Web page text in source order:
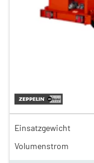
245,00 €
235,00 €
Einsatzgewicht
Volumenstrom